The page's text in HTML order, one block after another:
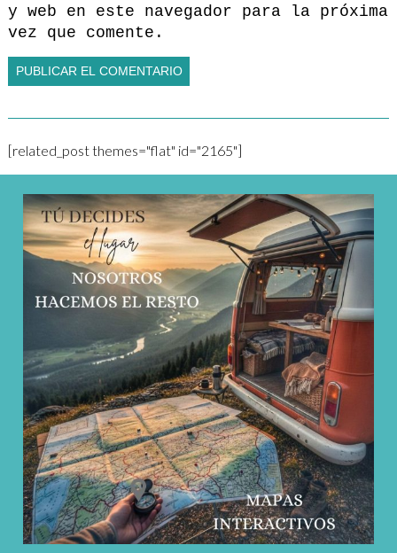
y web en este navegador para la próxima
vez que comente.
[related_post themes="flat" id="2165"]